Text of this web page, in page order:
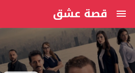
قصة عشق